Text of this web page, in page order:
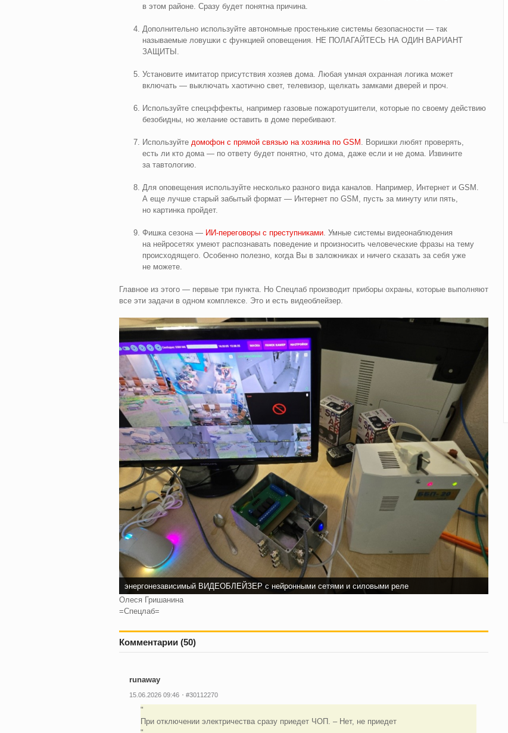
в этом районе. Сразу будет понятна причина.
Дополнительно используйте автономные простенькие системы безопасности — так
называемые ловушки с функцией оповещения. НЕ ПОЛАГАЙТЕСЬ НА ОДИН ВАРИАНТ
ЗАЩИТЫ.
Установите имитатор присутствия хозяев дома. Любая умная охранная логика может
включать — выключать хаотично свет, телевизор, щелкать замками дверей и проч.
Используйте спецэффекты, например газовые пожаротушители, которые по своему действию
безобидны, но желание оставить в доме перебивают.
Используйте домофон с прямой связью на хозяина по GSM . Воришки любят проверять,
есть ли кто дома — по ответу будет понятно, что дома, даже если и не дома. Извините
за тавтологию.
Для оповещения используйте несколько разного вида каналов. Например, Интернет и GSM.
А еще лучше старый забытый формат — Интернет по GSM, пусть за минуту или пять,
но картинка пройдет.
Фишка сезона — ИИ‑переговоры с преступниками. Умные системы видеонаблюдения
на нейросетях умеют распознавать поведение и произносить человеческие фразы на тему
происходящего. Особенно полезно, когда Вы в заложниках и ничего сказать за себя уже
не можете.
Главное из этого — первые три пункта. Но Спецлаб производит приборы охраны, которые выполняют
все эти задачи в одном комплексе. Это и есть видеоблейзер.
энергонезависимый ВИДЕОБЛЕЙЗЕР с нейронными сетями и силовыми реле
Олеся Гришанина
=Спецлаб=
Комментарии (50)
runaway
15.06.2026 09:46 #30112270
При отключении электричества сразу приедет ЧОП. – Нет, не приедет